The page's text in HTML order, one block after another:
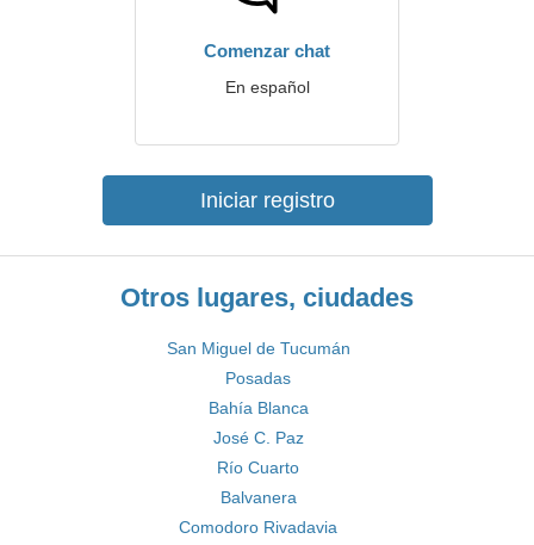
Comenzar chat
En español
Iniciar registro
Otros lugares, ciudades
San Miguel de Tucumán
Posadas
Bahía Blanca
José C. Paz
Río Cuarto
Balvanera
Comodoro Rivadavia